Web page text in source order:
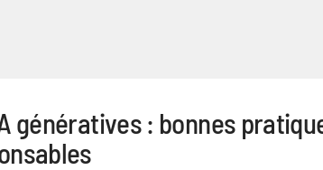
génératives : bonnes